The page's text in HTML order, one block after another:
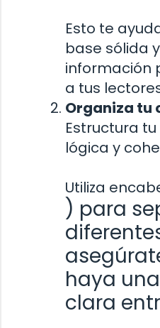
Esto te
base sólida
información
a tus
Organiza tu
Estructura
lógica y
Utiliza
) para
haya
clara